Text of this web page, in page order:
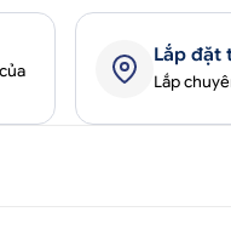
Lắp đặt
Lắp